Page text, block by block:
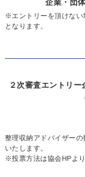
企業・団
※エントリーを頂けない
となります。
２次審査エントリ
整理収納アドバイザー
いたします。
※投票方法は協会HPよ